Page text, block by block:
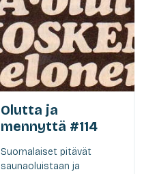
Olutta ja
mennyttä #114
Suomalaiset pitävät
saunaoluistaan ja